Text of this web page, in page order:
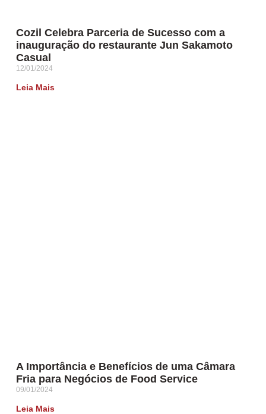
Cozil Celebra Parceria de Sucesso com a
inauguração do restaurante Jun Sakamoto
Casual
12/01/2024
Leia Mais
A Importância e Benefícios de uma Câmara
Fria para Negócios de Food Service
09/01/2024
Leia Mais